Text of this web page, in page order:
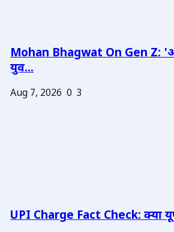
Mohan Bhagwat On Gen Z:
युव...
Aug 7, 2026 0 3
UPI Charge Fact Check: क्या